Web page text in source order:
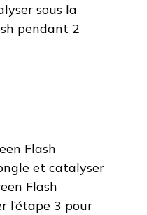
sous la
pendant 2
Flash
et catalyser
Flash
l’étape 3 pour